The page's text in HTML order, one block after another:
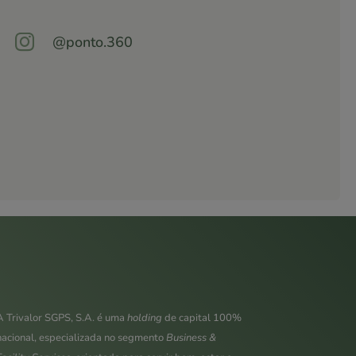
 @ponto.360
Trivalor SGPS, S.A. é uma holding de capital 100%
especializada no segmento Business &